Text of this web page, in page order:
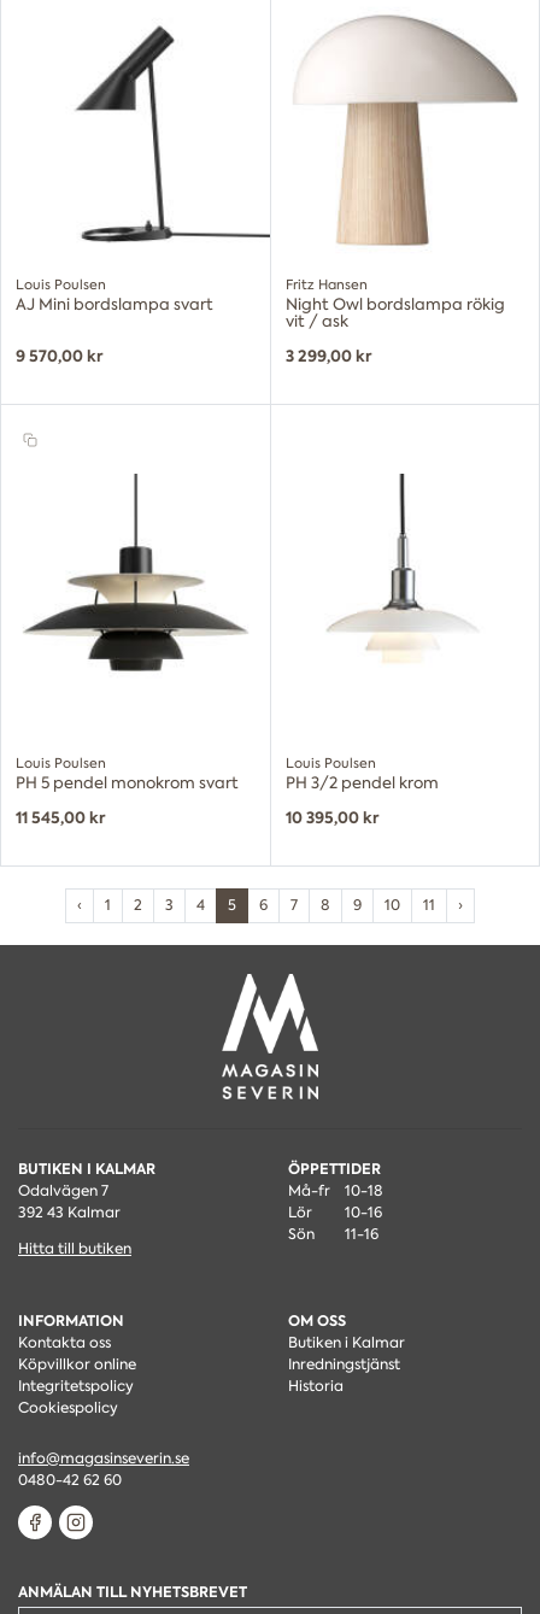
Louis Poulsen
AJ Mini bordslampa svart
9 570,00 kr
Fritz Hansen
Night Owl bordslampa rökig
vit / ask
3 299,00 kr
Louis Poulsen
PH 5 pendel monokrom svart
11 545,00 kr
Louis Poulsen
PH 3/2 pendel krom
10 395,00 kr
‹ 1 2 3 4 5 6 7 8 9 10 11 ›
BUTIKEN I KALMAR
Odalvägen 7
392 43 Kalmar
Hitta till butiken
ÖPPETTIDER
Må-fr
10-18
Lör
10-16
Sön
11-16
INFORMATION
Kontakta oss
Köpvillkor online
Integritetspolicy
Cookiespolicy
OM OSS
Butiken i Kalmar
Inredningstjänst
Historia
info@magasinseverin.se
0480-42 62 60
ANMÄLAN TILL NYHETSBREVET